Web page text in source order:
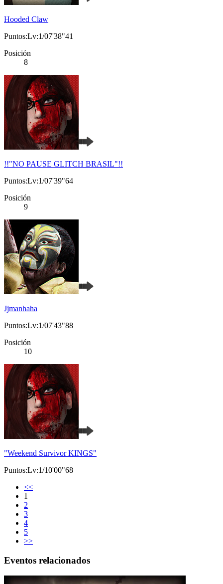
Hooded Claw
Puntos:Lv:1/07'38"41
Posición
8
!!"NO PAUSE GLITCH BRASIL"!!
Puntos:Lv:1/07'39"64
Posición
9
Jjmanhaha
Puntos:Lv:1/07'43"88
Posición
10
"Weekend Survivor KINGS"
Puntos:Lv:1/10'00"68
<<
1
2
3
4
5
>>
Eventos relacionados